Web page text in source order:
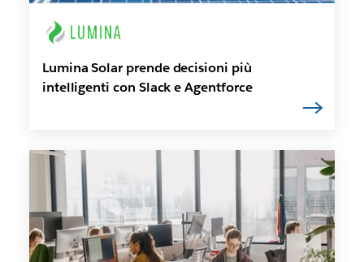
Lumina Solar prende decisioni più
intelligenti con Slack e Agentforce